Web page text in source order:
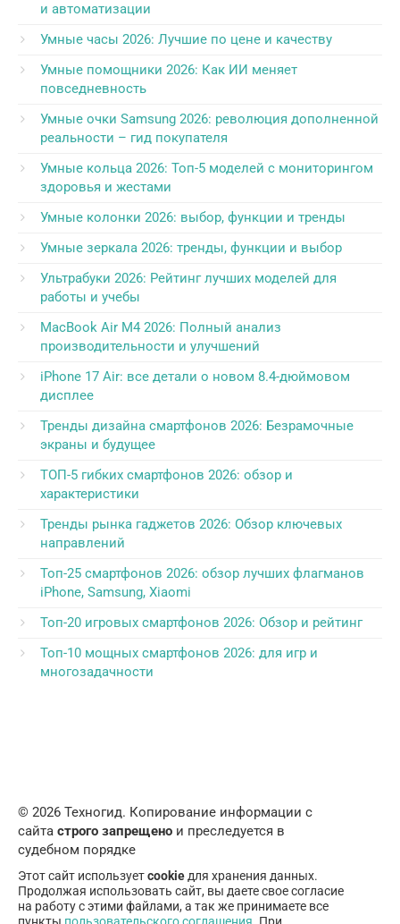
и автоматизации
Умные часы 2026: Лучшие по цене и качеству
Умные помощники 2026: Как ИИ меняет
повседневность
Умные очки Samsung 2026: революция дополненной
реальности – гид покупателя
Умные кольца 2026: Топ-5 моделей с мониторингом
здоровья и жестами
Умные колонки 2026: выбор, функции и тренды
Умные зеркала 2026: тренды, функции и выбор
Ультрабуки 2026: Рейтинг лучших моделей для
работы и учебы
MacBook Air M4 2026: Полный анализ
производительности и улучшений
iPhone 17 Air: все детали о новом 8.4-дюймовом
дисплее
Тренды дизайна смартфонов 2026: Безрамочные
экраны и будущее
ТОП-5 гибких смартфонов 2026: обзор и
характеристики
Тренды рынка гаджетов 2026: Обзор ключевых
направлений
Топ-25 смартфонов 2026: обзор лучших флагманов
iPhone, Samsung, Xiaomi
Топ-20 игровых смартфонов 2026: Обзор и рейтинг
Топ-10 мощных смартфонов 2026: для игр и
многозадачности
© 2026 Техногид. Копирование информации с
сайта строго запрещено и преследуется в
судебном порядке
Этот сайт используетcookie для хранения данных.
Продолжая использовать сайт, вы даете свое согласие
на работу с этими файлами, а так же принимаете все